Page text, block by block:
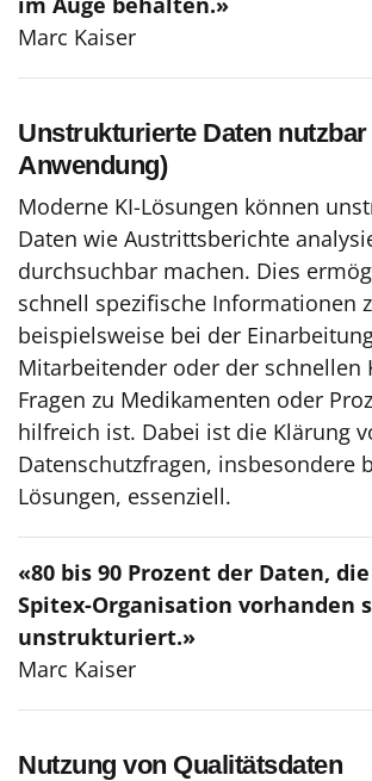
Marc Kaiser
Unstrukturierte Daten
Anwendung)
Moderne KI-Lösungen können
Daten wie Austrittsberichte
durchsuchbar machen. Dies
schnell spezifische Informationen
beispielsweise bei der
Mitarbeitender oder der schnellen
Fragen zu Medikamenten oder
hilfreich ist. Dabei ist die Klärung
Datenschutzfragen, insbesondere
Lösungen, essenziell.
«80 bis 90 Prozent der Daten,
Spitex-Organisation vorhanden
unstrukturiert.»
Marc Kaiser
Nutzung von Qualitätsdaten